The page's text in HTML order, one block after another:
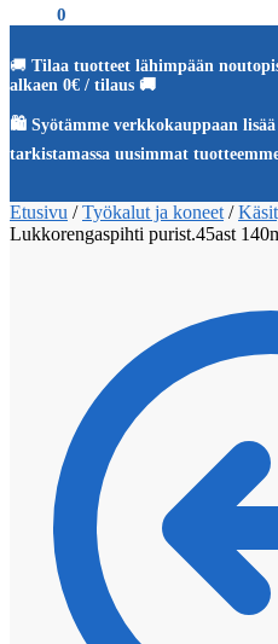
0
🚚 Tilaa tuotteet lähimpään
alkaen 0€ / tilaus 🚚
🛍️ Syötämme verkkokauppaan
tarkistamassa uusimmat
Etusivu /Työkalut ja koneet /
Lukkorengaspihti purist.45ast